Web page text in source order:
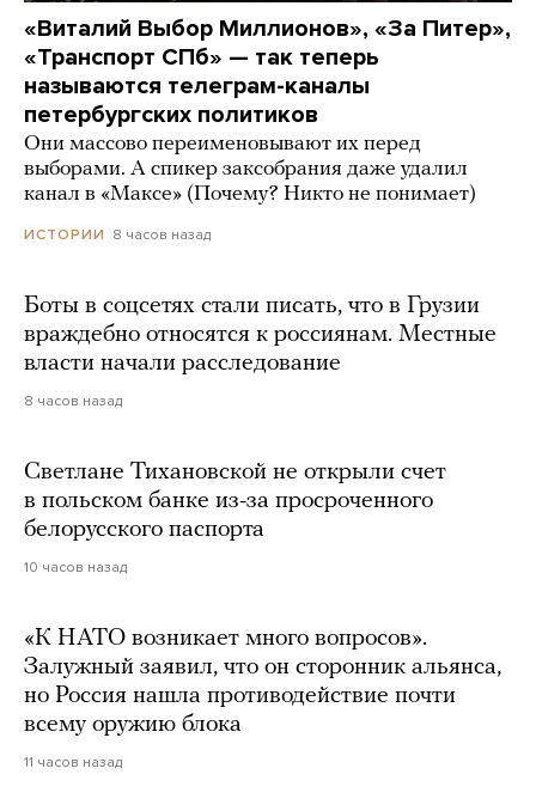
«Виталий Выбор Миллионов», «За Питер»,
«Транспорт СПб» — так теперь
называются телеграм-каналы
петербургских политиков
Они массово переименовывают их перед
выборами. А спикер заксобрания даже удалил
канал в «Максе» (Почему? Никто не понимает)
ИСТОРИИ 8 часов назад
Боты в соцсетях стали писать, что в Грузии
враждебно относятся к россиянам. Местные
власти начали расследование
8 часов назад
Светлане Тихановской не открыли счет
в польском банке из-за просроченного
белорусского паспорта
10 часов назад
«К НАТО возникает много вопросов».
Залужный заявил, что он сторонник альянса,
но Россия нашла противодействие почти
всему оружию блока
11 часов назад